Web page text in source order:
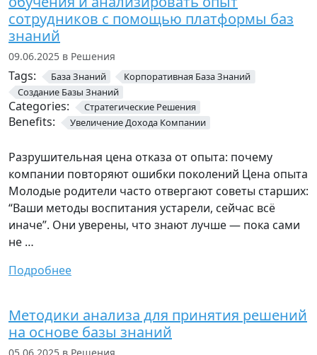
сотрудников с помощью платформы баз
знаний
09.06.2025 в Решения
Tags: База Знаний
Корпоративная База Знаний
Создание Базы Знаний
Categories: Стратегические Решения
Benefits: Увеличение Дохода Компании
Разрушительная цена отказа от опыта: почему
компании повторяют ошибки поколений Цена опыта
Молодые родители часто отвергают советы старших:
“Ваши методы воспитания устарели, сейчас всё
иначе”. Они уверены, что знают лучше — пока сами
не …
Подробнее
Методики анализа для принятия решений
на основе базы знаний